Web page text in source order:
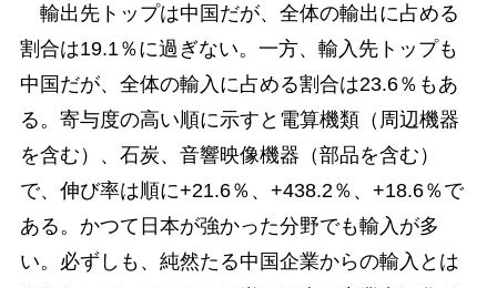
輸出先トップは中国だが、全体の輸出に占める
割合は19.1％に過ぎない。一方、輸入先トップも
中国だが、全体の輸入に占める割合は23.6％もあ
る。寄与度の高い順に示すと電算機類（周辺機器
を含む）、石炭、音響映像機器（部品を含む）
で、伸び率は順に+21.6％、+438.2％、+18.6％で
ある。かつて日本が強かった分野でも輸入が多
い。必ずしも、純然たる中国企業からの輸入とは